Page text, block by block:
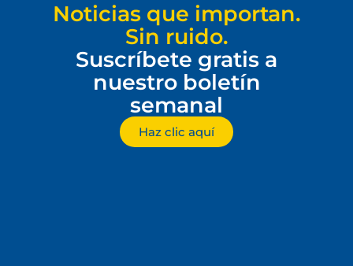
Noticias que importan.
Sin ruido.
Suscríbete gratis a
nuestro boletín
semanal
Haz clic aquí